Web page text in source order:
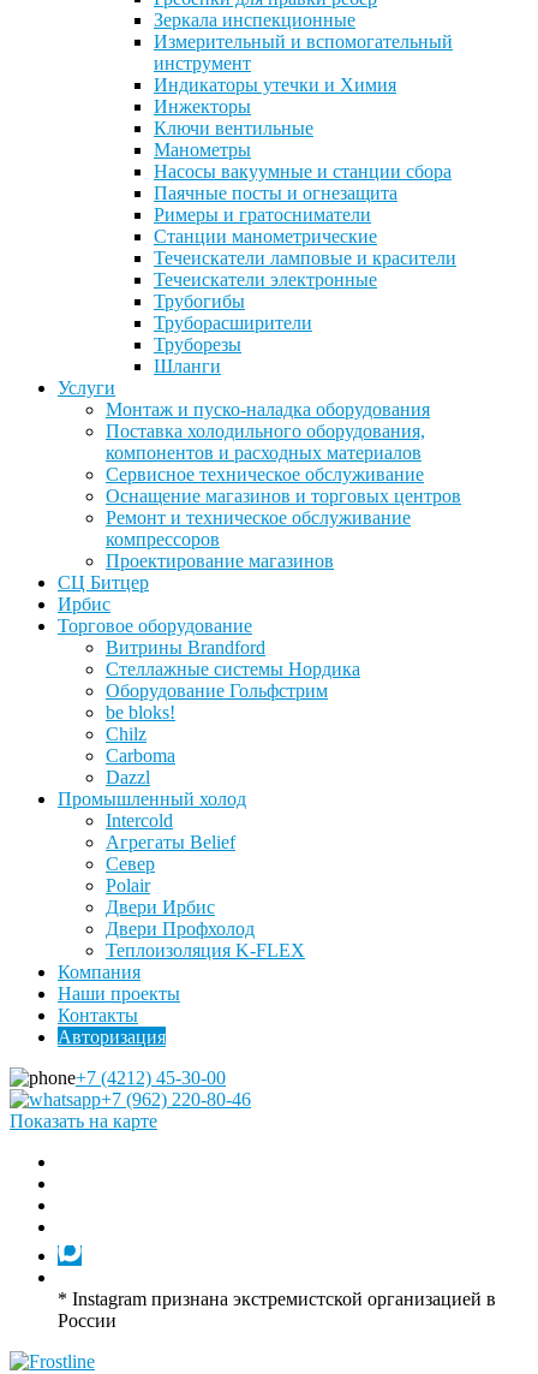
Зеркала инспекционные
Измерительный и вспомогательный
инструмент
Индикаторы утечки и Химия
Инжекторы
Ключи вентильные
Манометры
Насосы вакуумные и станции сбора
Паячные посты и огнезащита
Римеры и гратосниматели
Станции манометрические
Течеискатели ламповые и красители
Течеискатели электронные
Трубогибы
Труборасширители
Труборезы
Шланги
Услуги
Монтаж и пуско-наладка оборудования
Поставка холодильного оборудования,
компонентов и расходных материалов
Сервисное техническое обслуживание
Оснащение магазинов и торговых центров
Ремонт и техническое обслуживание
компрессоров
Проектирование магазинов
СЦ Битцер
Ирбис
Торговое оборудование
Витрины Brandford
Стеллажные системы Нордика
Оборудование Гольфстрим
be bloks!
Chilz
Carboma
Dazzl
Промышленный холод
Intercold
Агрегаты Belief
Север
Polair
Двери Ирбис
Двери Профхолод
Теплоизоляция K-FLEX
Компания
Наши проекты
Контакты
Авторизация
+7 (4212) 45-30-00
+7 (962) 220-80-46
Показать на карте
* Instagram признана экстремистской организацией в
России